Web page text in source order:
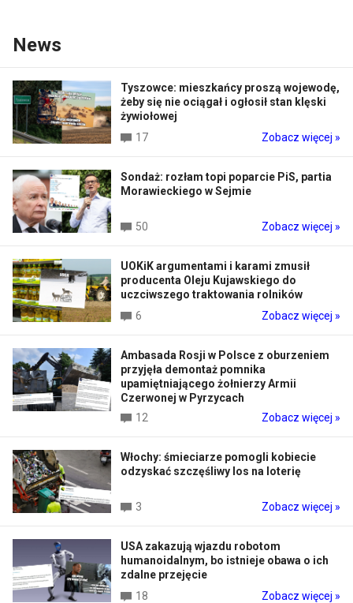
News
Tyszowce: mieszkańcy proszą wojewodę,
żeby się nie ociągał i ogłosił stan klęski
żywiołowej
17
Zobacz więcej »
Sondaż: rozłam topi poparcie PiS, partia
Morawieckiego w Sejmie
50 Zobacz więcej »
UOKiK argumentami i karami zmusił
producenta Oleju Kujawskiego do
uczciwszego traktowania rolników
6
Zobacz więcej »
Ambasada Rosji w Polsce z oburzeniem
przyjęła demontaż pomnika
upamiętniającego żołnierzy Armii
Czerwonej w Pyrzycach
12
Zobacz więcej »
Włochy: śmieciarze pomogli kobiecie
odzyskać szczęśliwy los na loterię
3 Zobacz więcej »
USA zakazują wjazdu robotom
humanoidalnym, bo istnieje obawa o ich
zdalne przejęcie
18
Zobacz więcej »